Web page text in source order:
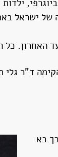
ההסטוריה
ד"ר גלי
"אחר כך בא